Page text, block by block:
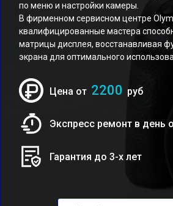
по меню и настройки камеры.
В фирменном сервисном центре
квалифицированные мастера
матрицы дисплея, восстанавливая
экрана для оптимального
Цена от 2200 руб
Экспресс ремонт в день
Гарантия до 3-х лет